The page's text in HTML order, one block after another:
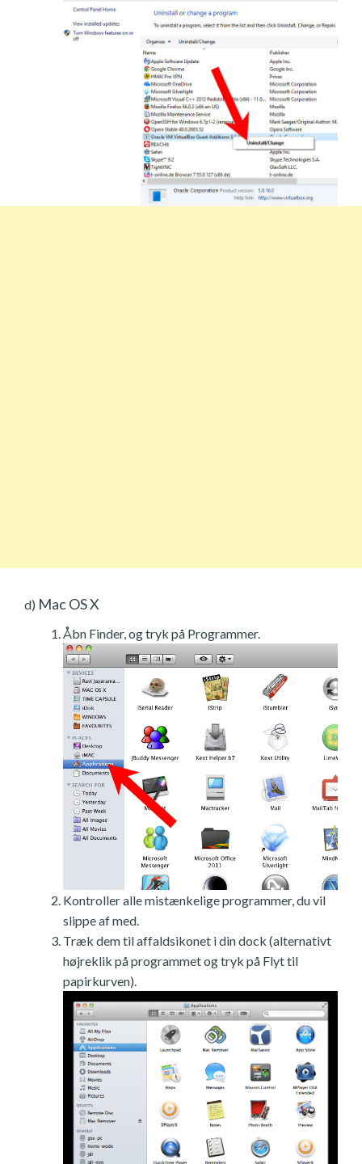
d) Mac OS X
Åbn Finder, og tryk på Programmer.
Kontroller alle mistænkelige programmer, du vil
slippe af med.
Træk dem til affaldsikonet i din dock (alternativt
højreklik på programmet og tryk på Flyt til
papirkurven).